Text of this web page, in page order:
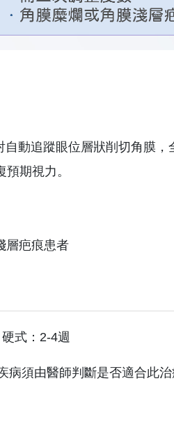
追蹤眼位層狀削切角膜，
期視力。
層疤痕患者
式：2-4週
須由醫師判斷是否適合此治